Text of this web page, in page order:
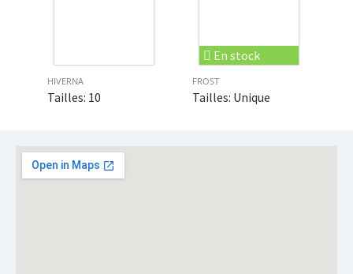
HIVERNA
Tailles: 10
En stock
FROST
Tailles: Unique